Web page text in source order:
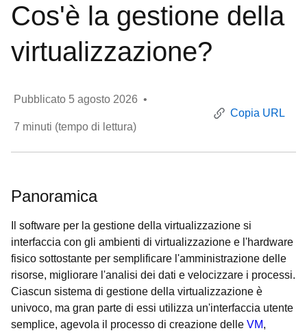
Cos'è la gestione della
virtualizzazione?
Pubblicato 5 agosto 2026 •
7 minuti (tempo di lettura)
Copia URL
Panoramica
Il software per la gestione della virtualizzazione si
interfaccia con gli ambienti di virtualizzazione e l'hardware
fisico sottostante per semplificare l'amministrazione delle
risorse, migliorare l'analisi dei dati e velocizzare i processi.
Ciascun sistema di gestione della virtualizzazione è
univoco, ma gran parte di essi utilizza un'interfaccia utente
semplice, agevola il processo di creazione delle VM,